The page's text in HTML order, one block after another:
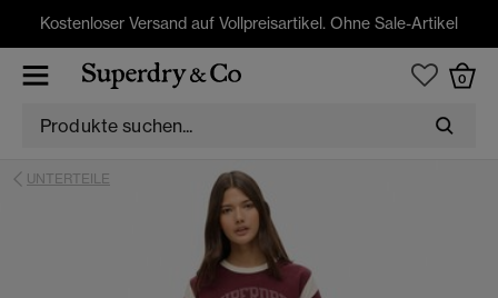
Kostenloser Versand auf Vollpreisartikel. Ohne Sale-Artikel
0
UNTERTEILE